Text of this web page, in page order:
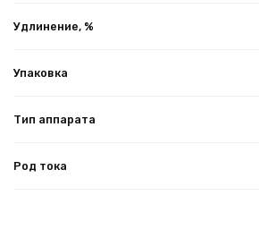
Удлинение, %
Упаковка
Тип аппарата
Род тока